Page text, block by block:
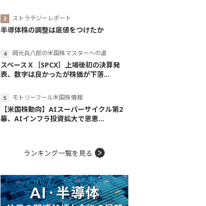
ストラテジーレポート
半導体株の調整は底値をつけたか
岡元兵八郎の米国株マスターへの道
スペースＸ［SPCX］上場後初の決算発
表、数字は良かったが株価が下落...
モトリーフール米国株情報
【米国株動向】AIスーパーサイクル第2
幕、AIインフラ投資拡大で恩恵...
ランキング一覧を見る